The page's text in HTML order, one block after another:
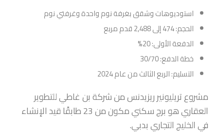
استوديوهات وشقق بغرفة نوم واحدة وغرفتي نوم
الحجم: 474 إلى 2,488 قدم مربع
الدفعة الأولى: 20%
خطة الدفع: 30/70
التسليم: الربع الثالث من عام 2024
مشروع تريليونير ريزيدنس من شركة بن غاطي للتطوير
العقاري هو برج سكني مكون من 23 طابقًا قيد الإنشاء
في الخليج التجاري بدبي.